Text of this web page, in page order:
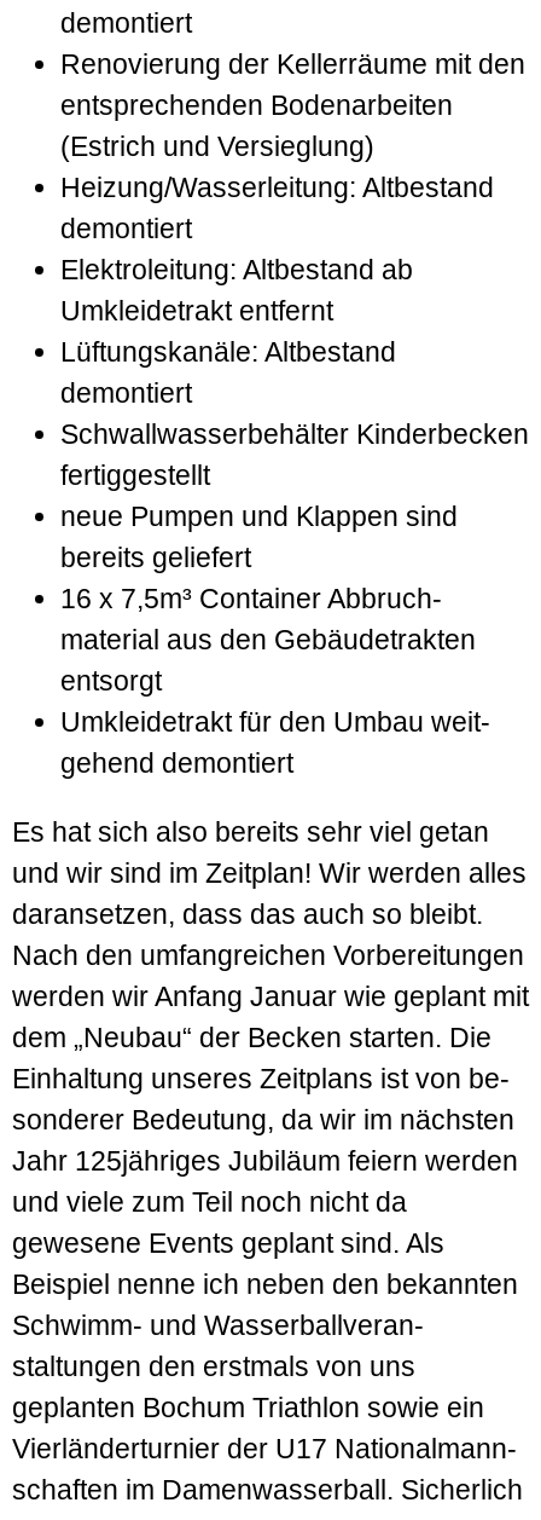
demontiert
Renovierung der Keller­räume mit den
entsprechenden Boden­arbeiten
(Estrich und Versieglung)
Heizung/Wasser­leitung: Altbestand
demontiert
Elektroleitung: Alt­bestand ab
Umkleide­trakt entfernt
Lüftungs­kanäle: Alt­bestand
demontiert
Schwall­wasser­behälter Kinder­becken
fertig­gestellt
neue Pumpen und Klappen sind
bereits geliefert
16 x 7,5m³ Container Abbruch­
material aus den Gebäude­trakten
ent­sorgt
Umkleide­trakt für den Umbau weit­
gehend demontiert
Es hat sich also bereits sehr viel getan
und wir sind im Zeit­plan! Wir werden alles
daran­setzen, dass das auch so bleibt.
Nach den umfang­reichen Vor­bereitungen
werden wir Anfang Januar wie geplant mit
dem „Neubau“ der Becken starten. Die
Ein­haltung unseres Zeitplans ist von be­
son­derer Be­deutung, da wir im nächsten
Jahr 125jähriges Jubiläum feiern werden
und viele zum Teil noch nicht da
gewesene Events ge­plant sind. Als
Beispiel nenne ich neben den bekannten
Schwimm- und Wasser­ball­ver­an­
staltungen den erstmals von uns
geplanten Bochum Triathlon sowie ein
Vier­länder­turnier der U17 National­mann­
schaften im Damen­wasser­ball. Sicher­lich